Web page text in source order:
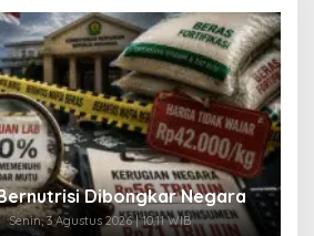
Dibongkar Negara
Senin, 3 Agustus 2026 | 10:11 WIB